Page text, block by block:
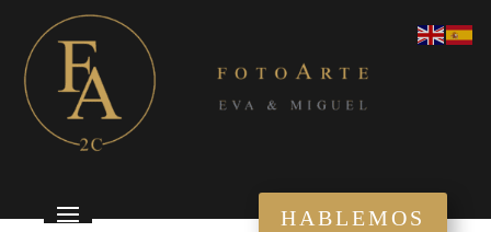
HABLEMOS